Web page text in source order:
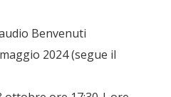
Benvenuti
2024 (segue il